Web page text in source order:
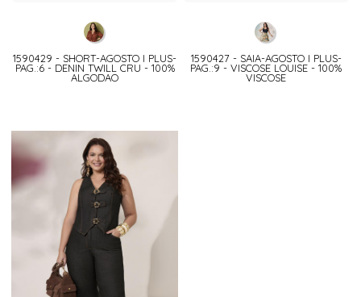
1590429 - SHORT-AGOSTO I PLUS-
PAG.:6 - DENIN TWILL CRU - 100%
ALGODAO
1590427 - SAIA-AGOSTO I PLUS-
PAG.:9 - VISCOSE LOUISE - 100%
VISCOSE